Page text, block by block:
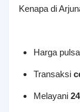
Kenapa di
Harga pulsa
Transaksi
Melayani